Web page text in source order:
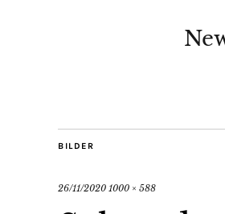
BILDER
26/11/2020 1000 × 588